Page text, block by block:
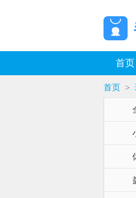
首页
首页 >